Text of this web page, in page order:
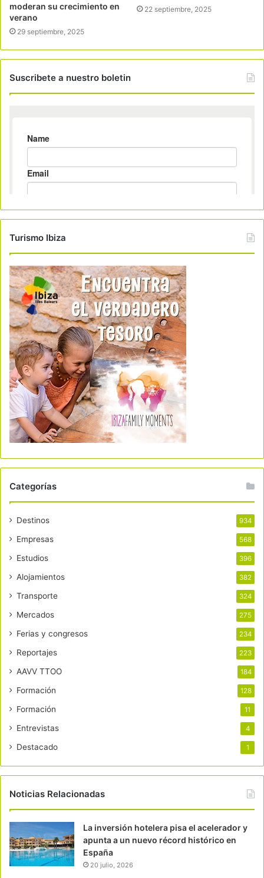
moderan su crecimiento en
verano
29 septiembre, 2025
22 septiembre, 2025
Suscribete a nuestro boletin
Turismo Ibiza
Categorías
Destinos 934
Empresas 568
Estudios 396
Alojamientos 382
Transporte 324
Mercados 275
Ferias y congresos 234
Reportajes 223
AAVV TTOO 184
Formación 128
Formación 11
Entrevistas 4
Destacado 1
Noticias Relacionadas
La inversión hotelera pisa el acelerador y
apunta a un nuevo récord histórico en
España
20 julio, 2026